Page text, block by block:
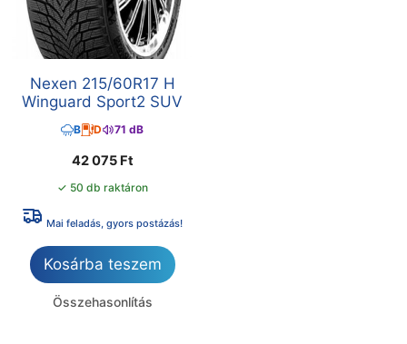
Nexen 215/60R17 H
Winguard Sport2 SUV
B D 71 dB
42 075 Ft
✓ 50 db raktáron
Mai feladás, gyors postázás!
Kosárba teszem
Összehasonlítás